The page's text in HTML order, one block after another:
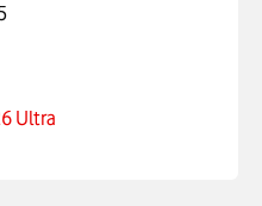
Ultra